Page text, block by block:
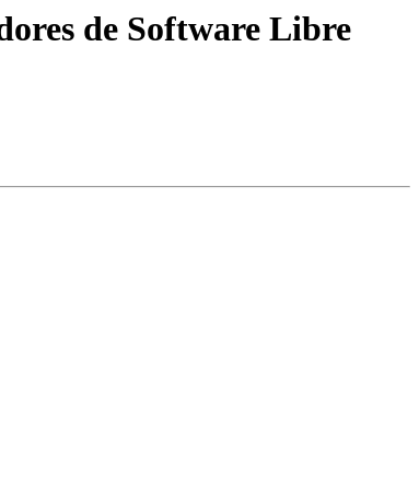
de Software Libre